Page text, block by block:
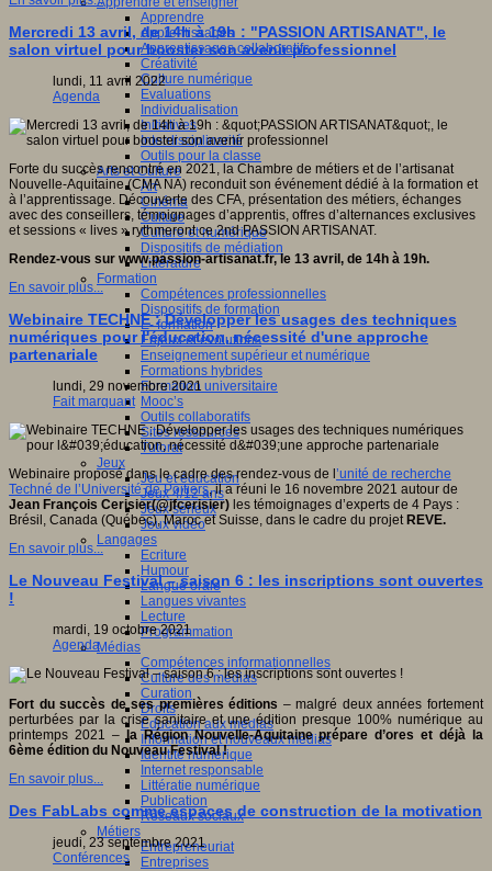
Apprendre
Apprentissages
Apprentissages collaboratifs
Créativité
Culture numérique
Evaluations
Individualisation
Initiatives
Interdisciplinarité
Outils pour la classe
Arts et Culture
Art
Cinéma
Culture
Culture et numérique
Dispositifs de médiation
Littérature
Formation
Compétences professionnelles
Dispositifs de formation
E- formation
Enjeux et évolutions
Enseignement supérieur et numérique
Formations hybrides
Formation universitaire
Mooc’s
Outils collaboratifs
Sites ressources
Tutorat
Jeux
Jeu et éducation
Jeux 4/12 ans
Jeux sérieux
Jeux vidéo
Langages
Ecriture
Humour
Langue orale
Langues vivantes
Lecture
Programmation
Médias
Compétences informationnelles
Culture des médias
Curation
Droits
Education aux médias
Information et nouveaux médias
Identité numérique
Internet responsable
Littératie numérique
Publication
Réseaux sociaux
Métiers
Entrepreneuriat
Entreprises
Mercredi 13 avril, de 14h à 19h : "PASSION ARTISANAT", le
salon virtuel pour booster son avenir professionnel
lundi, 11 avril 2022
Agenda
Forte du succès rencontré en 2021, la Chambre de métiers et de l’artisanat
Nouvelle-Aquitaine (CMA NA) reconduit son événement dédié à la formation et
à l’apprentissage. Découverte des CFA, présentation des métiers, échanges
avec des conseillers, témoignages d’apprentis, offres d’alternances exclusives
et sessions « lives » rythmeront ce 2nd PASSION ARTISANAT.
Rendez-vous sur www.passion-artisanat.fr, le 13 avril, de 14h à 19h.
En savoir plus...
Webinaire TECHNE : Développer les usages des techniques
numériques pour l'éducation, nécessité d'une approche
partenariale
lundi, 29 novembre 2021
Fait marquant
Webinaire proposé dans le cadre des rendez-vous de l ’unité de recherche
Techné de l’Université de Poitiers, il a réuni le 16 novembre 2021 autour de
Jean François Cerisier(@jfcerisier) les témoignages d’experts de 4 Pays :
Brésil, Canada (Québec), Maroc et Suisse, dans le cadre du projet REVE.
En savoir plus...
Le Nouveau Festival – saison 6 : les inscriptions sont ouvertes
!
mardi, 19 octobre 2021
Agenda
Fort du succès de ses premières éditions – malgré deux années fortement
perturbées par la crise sanitaire et une édition presque 100% numérique au
printemps 2021 –la Région Nouvelle-Aquitaine prépare d’ores et déjà la
6ème édition du Nouveau Festival !
En savoir plus...
Des FabLabs comme espaces de construction de la motivation
jeudi, 23 septembre 2021
Conférences